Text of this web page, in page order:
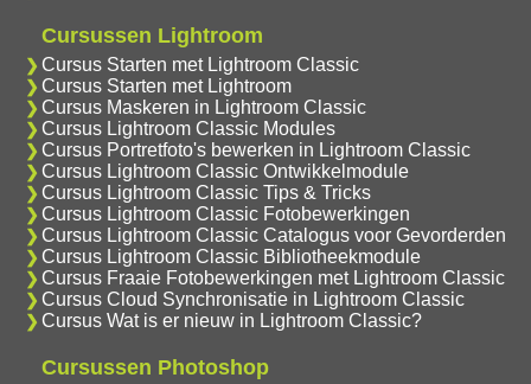
Cursussen Lightroom
Cursus Starten met Lightroom Classic
Cursus Starten met Lightroom
Cursus Maskeren in Lightroom Classic
Cursus Lightroom Classic Modules
Cursus Portretfoto's bewerken in Lightroom Classic
Cursus Lightroom Classic Ontwikkelmodule
Cursus Lightroom Classic Tips & Tricks
Cursus Lightroom Classic Fotobewerkingen
Cursus Lightroom Classic Catalogus voor Gevorderden
Cursus Lightroom Classic Bibliotheekmodule
Cursus Fraaie Fotobewerkingen met Lightroom Classic
Cursus Cloud Synchronisatie in Lightroom Classic
Cursus Wat is er nieuw in Lightroom Classic?
Cursussen Photoshop